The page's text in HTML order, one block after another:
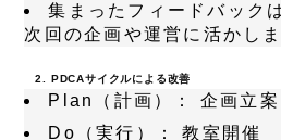
集まったフィードバック
次回の企画や運営に活かしま
2. PDCAサイクルによる改善
Plan（計画）：
企画立
Do（実行）：
教室開催